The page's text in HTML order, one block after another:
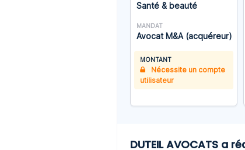
Santé & beauté
MANDAT
Avocat M&A (acquéreur)
MONTANT
Nécessite un compte
utilisateur
DUTEIL AVOCATS a